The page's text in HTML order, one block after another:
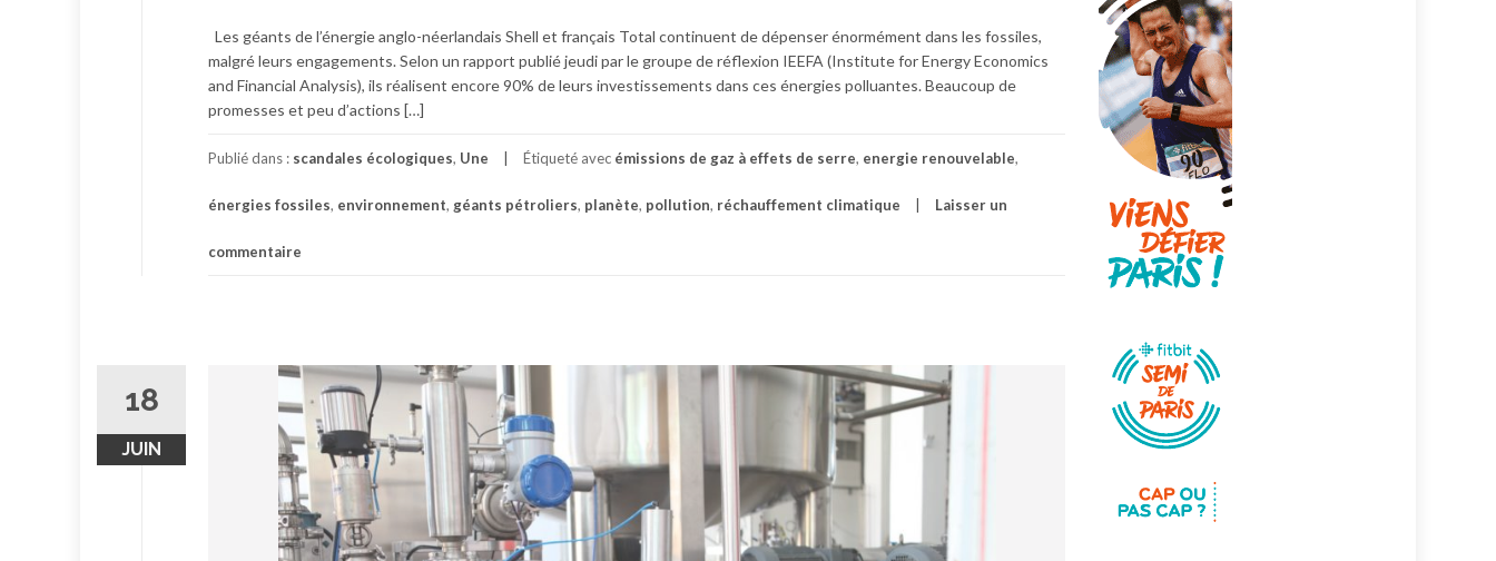
Les géants de l’énergie anglo-néerlandais Shell et français Total continuent de dépenser énormément dans les fossiles,
malgré leurs engagements. Selon un rapport publié jeudi par le groupe de réflexion IEEFA (Institute for Energy Economics
and Financial Analysis), ils réalisent encore 90% de leurs investissements dans ces énergies polluantes. Beaucoup de
promesses et peu d’actions […]
Publié dans : scandales écologiques, Une Étiqueté avec émissions de gaz à effets de serre, energie renouvelable,
énergies fossiles, environnement, géants pétroliers, planète, pollution, réchauffement climatique Laisser un
commentaire
18
JUIN